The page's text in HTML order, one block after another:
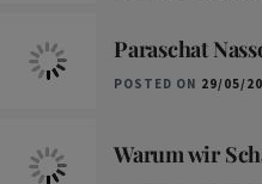
Paraschat
POSTED ON 29/05/
Warum wir